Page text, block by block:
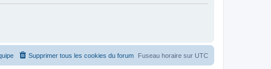
Fuseau horaire sur UTC
Supprimer tous les cookies du forum